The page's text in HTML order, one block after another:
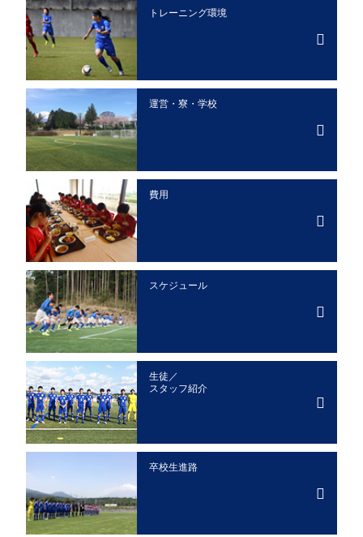
トレーニング環境
運営・寮・学校
費用
スケジュール
生徒／
スタッフ紹介
卒校生進路